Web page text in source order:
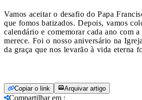
Vamos aceitar o desafio do Papa
que fomos batizados. Depois, vamos
calendário e comemorar cada ano com
merece. Foi o nosso aniversário na
da graça que nos levarão à vida eterna
Copiar o link Arquivar artigo
Compartilhar em :